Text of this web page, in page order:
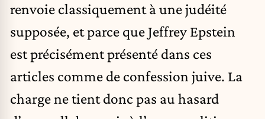
renvoie classiquement à une judéité
supposée, et parce que Jeffrey Epstein
est précisément présenté dans ces
articles comme de confession juive. La
charge ne tient donc pas au hasard